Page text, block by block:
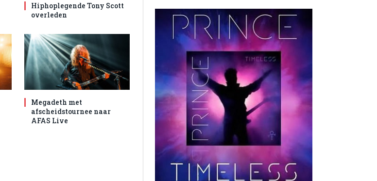
Hiphoplegende Tony Scott
overleden
Megadeth met
afscheidstournee naar
AFAS Live